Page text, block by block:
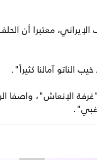
معتبرا أن
الناتو آمالنا كثيراً".
الإنعاش"، واصفا